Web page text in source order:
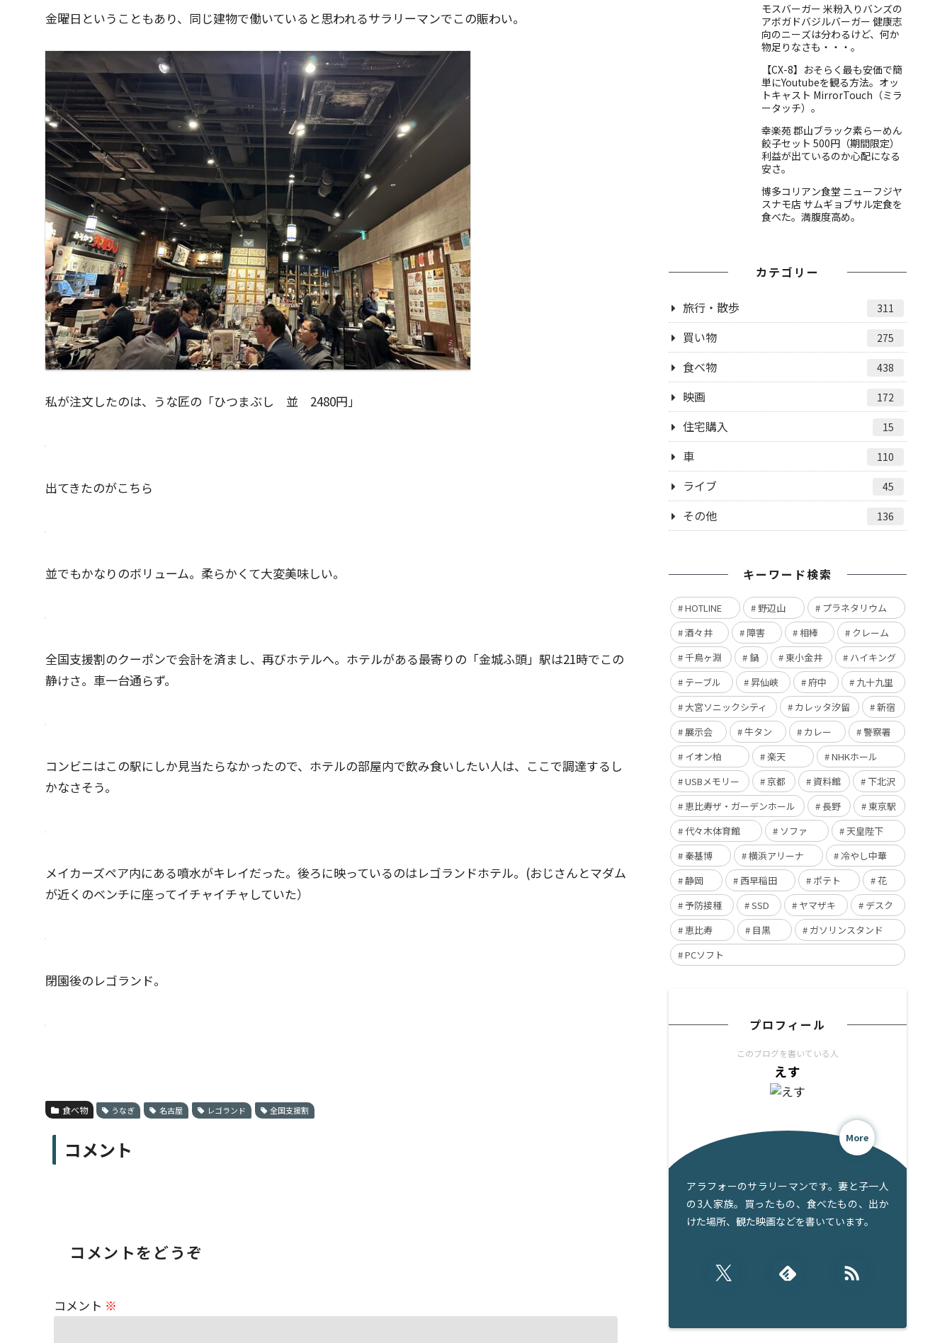
金曜日ということもあり、同じ建物で働いていると思われるサラリーマンでこの賑わい。
私が注文したのは、うな匠の「ひつまぶし 並 2480円」
出てきたのがこちら
並でもかなりのボリューム。柔らかくて大変美味しい。
全国支援割のクーポンで会計を済まし、再びホテルへ。ホテルがある最寄りの「金城ふ頭」駅は21時でこの
静けさ。車一台通らず。
コンビニはこの駅にしか見当たらなかったので、ホテルの部屋内で飲み食いしたい人は、ここで調達するし
かなさそう。
メイカーズペア内にある噴水がキレイだった。後ろに映っているのはレゴランドホテル。(おじさんとマダム
が近くのベンチに座ってイチャイチャしていた）
閉園後のレゴランド。
食べ物 うなぎ 名古屋 レゴランド 全国支援割
コメント
コメントをどうぞ
コメント ※
モスバーガー 米粉入りバンズの
アボガドバジルバーガー 健康志
向のニーズは分わるけど、何か
物足りなさも・・・。
【CX-8】おそらく最も安価で簡
単にYoutubeを観る方法。オッ
トキャスト MirrorTouch（ミラ
ータッチ）。
幸楽苑 郡山ブラック素らーめん
餃子セット 500円（期間限定）
利益が出ているのか心配になる
安さ。
博多コリアン食堂 ニューフジヤ
スナモ店 サムギョブサル定食を
食べた。満腹度高め。
カテゴリー
旅行・散歩 311
買い物 275
食べ物 438
映画 172
住宅購入 15
車 110
ライブ 45
その他 136
キーワード検索
HOTLINE 野辺山
プラネタリウム
酒々井
障害 相棒
クレーム
千鳥ヶ淵
鍋 東小金井
ハイキング
テーブル
昇仙峡 府中
九十九里
大宮ソニックシティ
カレッタ汐留
新宿
展示会
牛タン カレー
警察署
イオン柏
楽天
NHKホール
USBメモリー
京都 資料館
下北沢
恵比寿ザ・ガーデンホール
長野
東京駅
代々木体育館
ソファ
天皇陛下
秦基博
横浜アリーナ
冷やし中華
静岡
西早稲田 ポテト
花
予防接種
SSD ヤマザキ
デスク
恵比寿
目黒
ガソリンスタンド
PCソフト
プロフィール
このブログを書いている人
えす
More
アラフォーのサラリーマンです。妻と子一人
の3人家族。買ったもの、食べたもの、出か
けた場所、観た映画などを書いています。